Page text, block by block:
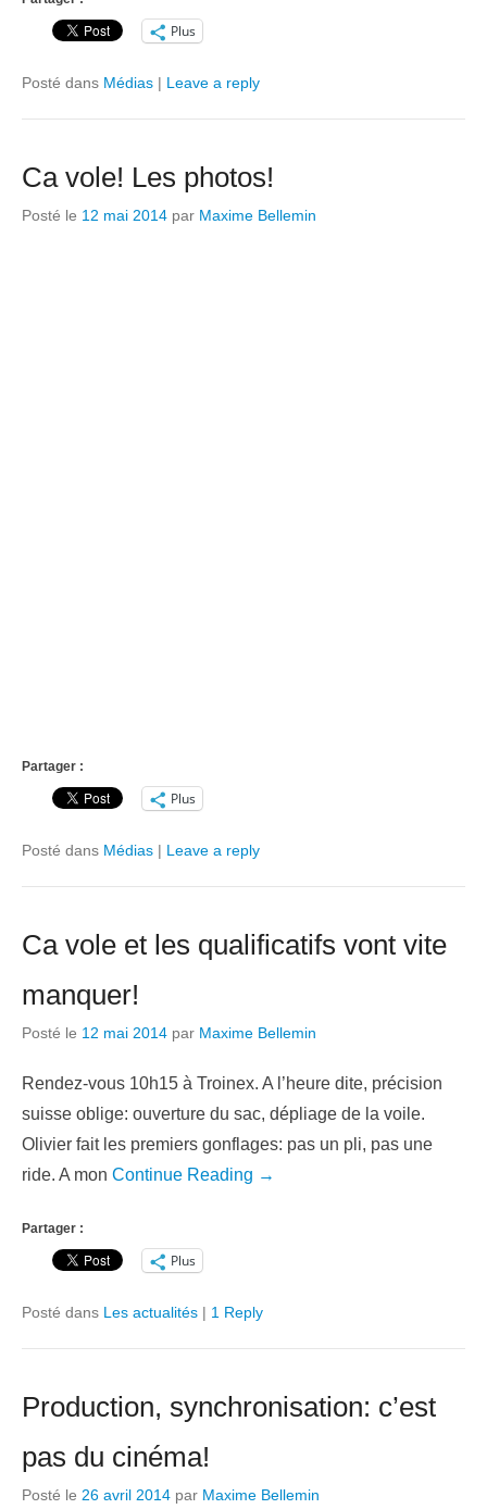
Plus
Posté dans Médias | Leave a reply
Ca vole! Les photos!
Posté le 12 mai 2014 par Maxime Bellemin
Partager :
Plus
Posté dans Médias | Leave a reply
Ca vole et les qualificatifs vont vite
manquer!
Posté le 12 mai 2014 par Maxime Bellemin
Rendez-vous 10h15 à Troinex. A l’heure dite, précision
suisse oblige: ouverture du sac, dépliage de la voile.
Olivier fait les premiers gonflages: pas un pli, pas une
ride. A mon Continue Reading →
Partager :
Plus
Posté dans Les actualités | 1 Reply
Production, synchronisation: c’est
pas du cinéma!
Posté le 26 avril 2014 par Maxime Bellemin